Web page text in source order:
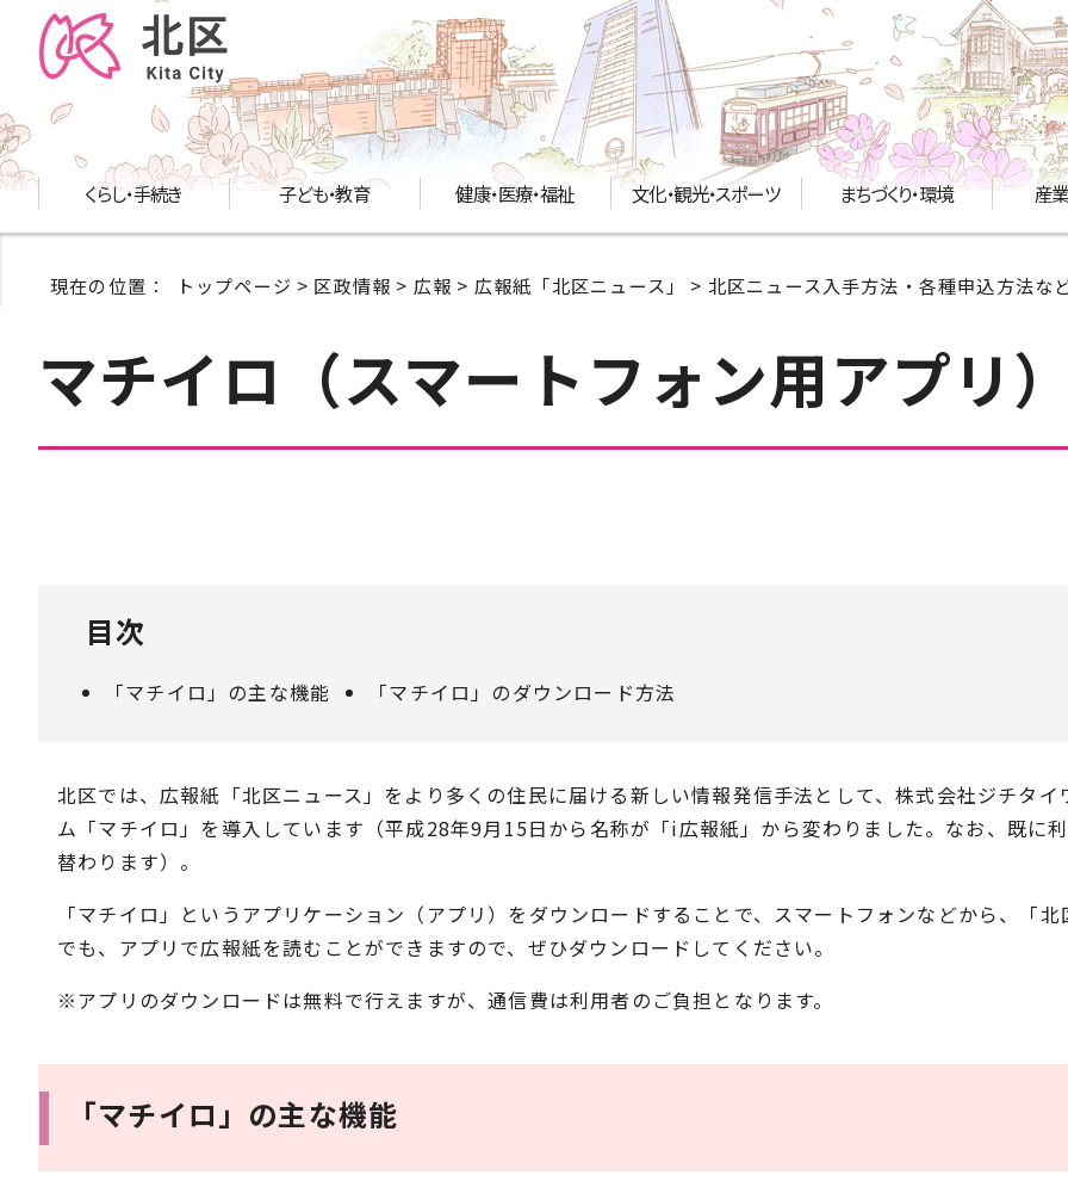
くらし・手続き 子ども・教育 健康・医療・福祉 文化・観光・スポーツ まちづくり・環境 産
現在の位置： トップページ > 区政情報 > 広報 > 広報紙「北区ニュース」 > 北区ニュース入手方法・各種申込方法な
マチイロ（スマートフォン用アプリ
目次
「マチイロ」の主な機能 「マチイロ」のダウンロード方法
北区では、広報紙「北区ニュース」をより多くの住民に届ける新しい情報発信手法として、株式会社ジチタ
ム「マチイロ」を導入しています（平成28年9月15日から名称が「i広報紙」から変わりました。なお、既に
替わります）。
「マチイロ」というアプリケーション（アプリ）をダウンロードすることで、スマートフォンなどから、「
でも、アプリで広報紙を読むことができますので、ぜひダウンロードしてください。
※アプリのダウンロードは無料で行えますが、通信費は利用者のご負担となります。
「マチイロ」の主な機能